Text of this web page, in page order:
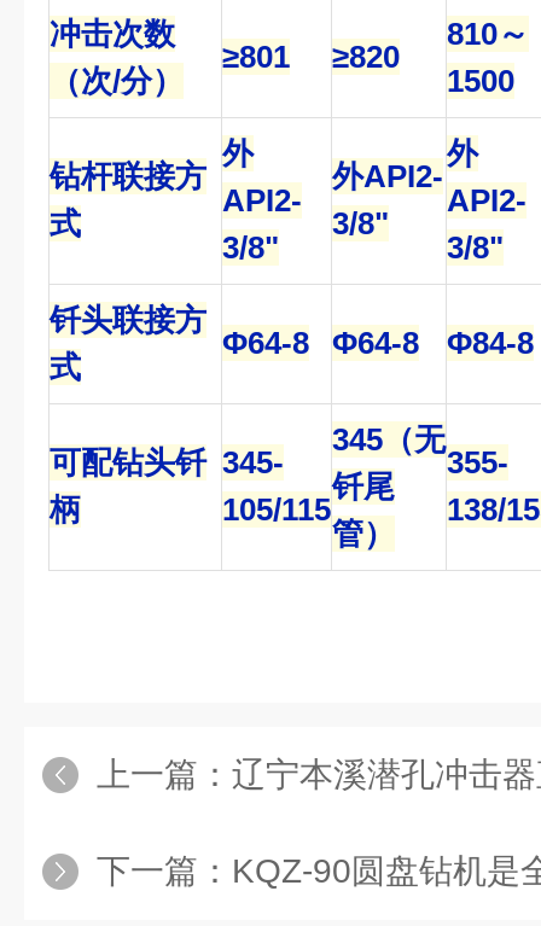
冲击次数
（次/分）
≥801 ≥820
810～
1500
钻杆联接方
式
外
API2-
3/8"
外API2-
3/8"
外
API2-
3/8"
钎头联接方
式
Φ64-8 Φ64-8 Φ84-8
可配钻头钎
柄
345-
105/115
345（无
钎尾
管）
355-
138/
上一篇： 辽宁本溪潜孔冲击
下一篇： KQZ-90圆盘钻机是全气